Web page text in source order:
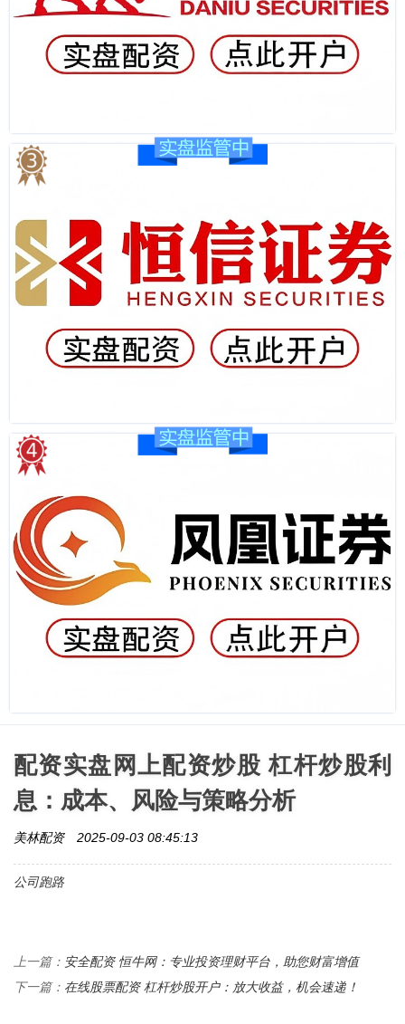
配资实盘网上配资炒股 杠杆炒股利
息：成本、风险与策略分析
美林配资 2025-09-03 08:45:13
公司跑路
上一篇： 安全配资 恒牛网：专业投资理财平台，助您财富增值
下一篇： 在线股票配资 杠杆炒股开户：放大收益，机会速递！